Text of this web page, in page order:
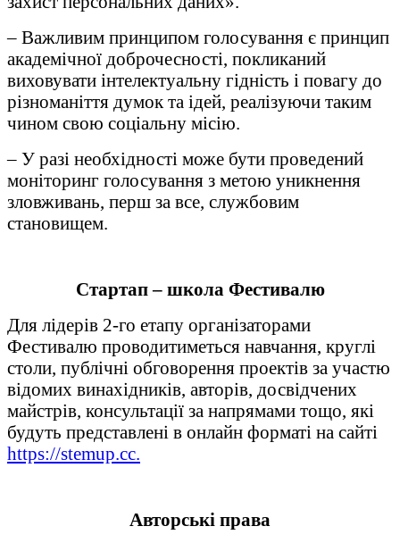
– Важливим принципом голосування є принцип
академічної доброчесності, покликаний
виховувати інтелектуальну гідність і повагу до
різноманіття думок та ідей, реалізуючи таким
чином свою соціальну місію.
– У разі необхідності може бути проведений
моніторинг голосування з метою уникнення
зловживань, перш за все, службовим
становищем.
Стартап – школа Фестивалю
Для лідерів 2-го етапу організаторами
Фестивалю проводитиметься навчання, круглі
столи, публічні обговорення проектів за участю
відомих винахідників, авторів, досвідчених
майстрів, консультації за напрямами тощо, які
будуть представлені в онлайн форматі на сайті
https://stemup.cc.
Авторські права